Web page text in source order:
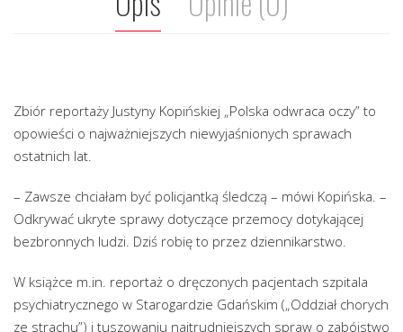
Zbiór reportaży Justyny Kopińskiej „Polska odwraca oczy” to
opowieści o najważniejszych niewyjaśnionych sprawach
ostatnich lat.
– Zawsze chciałam być policjantką śledczą – mówi Kopińska. –
Odkrywać ukryte sprawy dotyczące przemocy dotykającej
bezbronnych ludzi. Dziś robię to przez dziennikarstwo.
W książce m.in. reportaż o dręczonych pacjentach szpitala
psychiatrycznego w Starogardzie Gdańskim („Oddział chorych
ze strachu”) i tuszowaniu najtrudniejszych spraw o zabójstwo